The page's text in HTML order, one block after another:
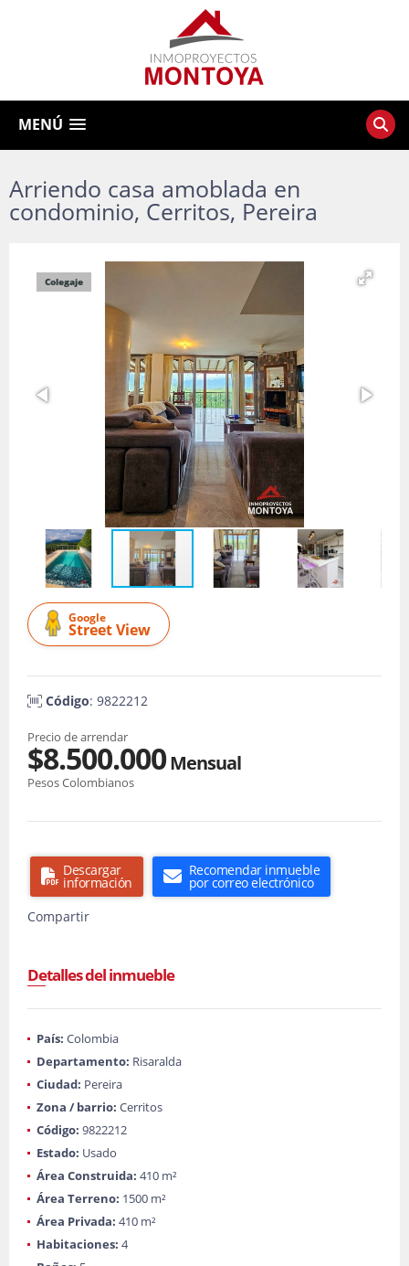
MENÚ
Arriendo casa amoblada en
condominio, Cerritos, Pereira
Colegaje
Google
Street View
Código: 9822212
Precio de arrendar
$8.500.000Mensual
Pesos Colombianos
Descargar
información
Recomendar inmueble
por correo electrónico
Compartir
Detalles del inmueble
País: Colombia
Departamento: Risaralda
Ciudad: Pereira
Zona / barrio: Cerritos
Código: 9822212
Estado: Usado
Área Construida: 410 m²
Área Terreno: 1500 m²
Área Privada: 410 m²
Habitaciones: 4